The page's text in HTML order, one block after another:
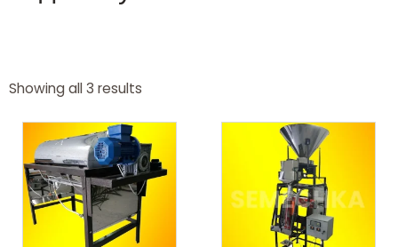
Showing all 3 results